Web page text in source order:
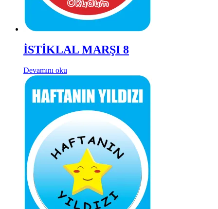
İSTİKLAL MARŞI 8
Devamını oku